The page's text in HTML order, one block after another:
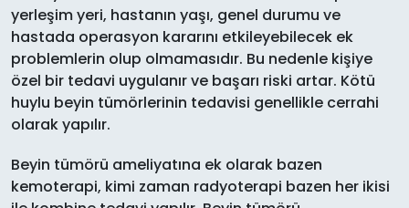
yerleşim yeri, hastanın yaşı, genel durumu ve
hastada operasyon kararını etkileyebilecek ek
problemlerin olup olmamasıdır. Bu nedenle kişiye
özel bir tedavi uygulanır ve başarı riski artar. Kötü
huylu beyin tümörlerinin tedavisi genellikle cerrahi
olarak yapılır.
Beyin tümörü ameliyatına ek olarak bazen
kemoterapi, kimi zaman radyoterapi bazen her ikisi